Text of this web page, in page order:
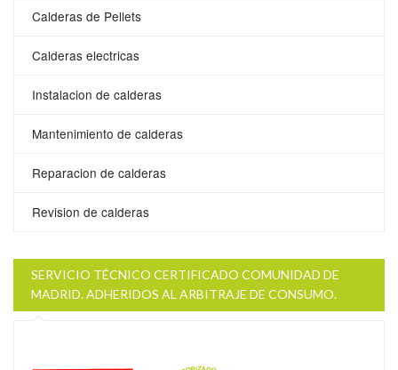
Calderas de Pellets
Calderas electricas
Instalacion de calderas
Mantenimiento de calderas
Reparacion de calderas
Revision de calderas
SERVICIO TÉCNICO CERTIFICADO COMUNIDAD DE
MADRID. ADHERIDOS AL ARBITRAJE DE CONSUMO.